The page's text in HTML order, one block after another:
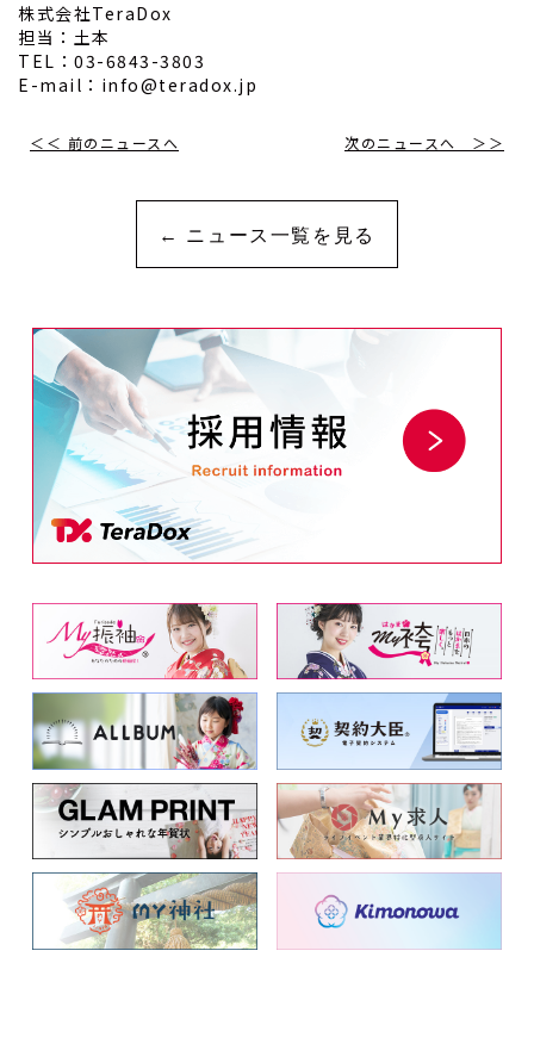
株式会社TeraDox
担当：土本
TEL：03-6843-3803
E-mail：info@teradox.jp
＜＜ 前のニュースへ 次のニュースへ ＞＞
← ニュース一覧を見る